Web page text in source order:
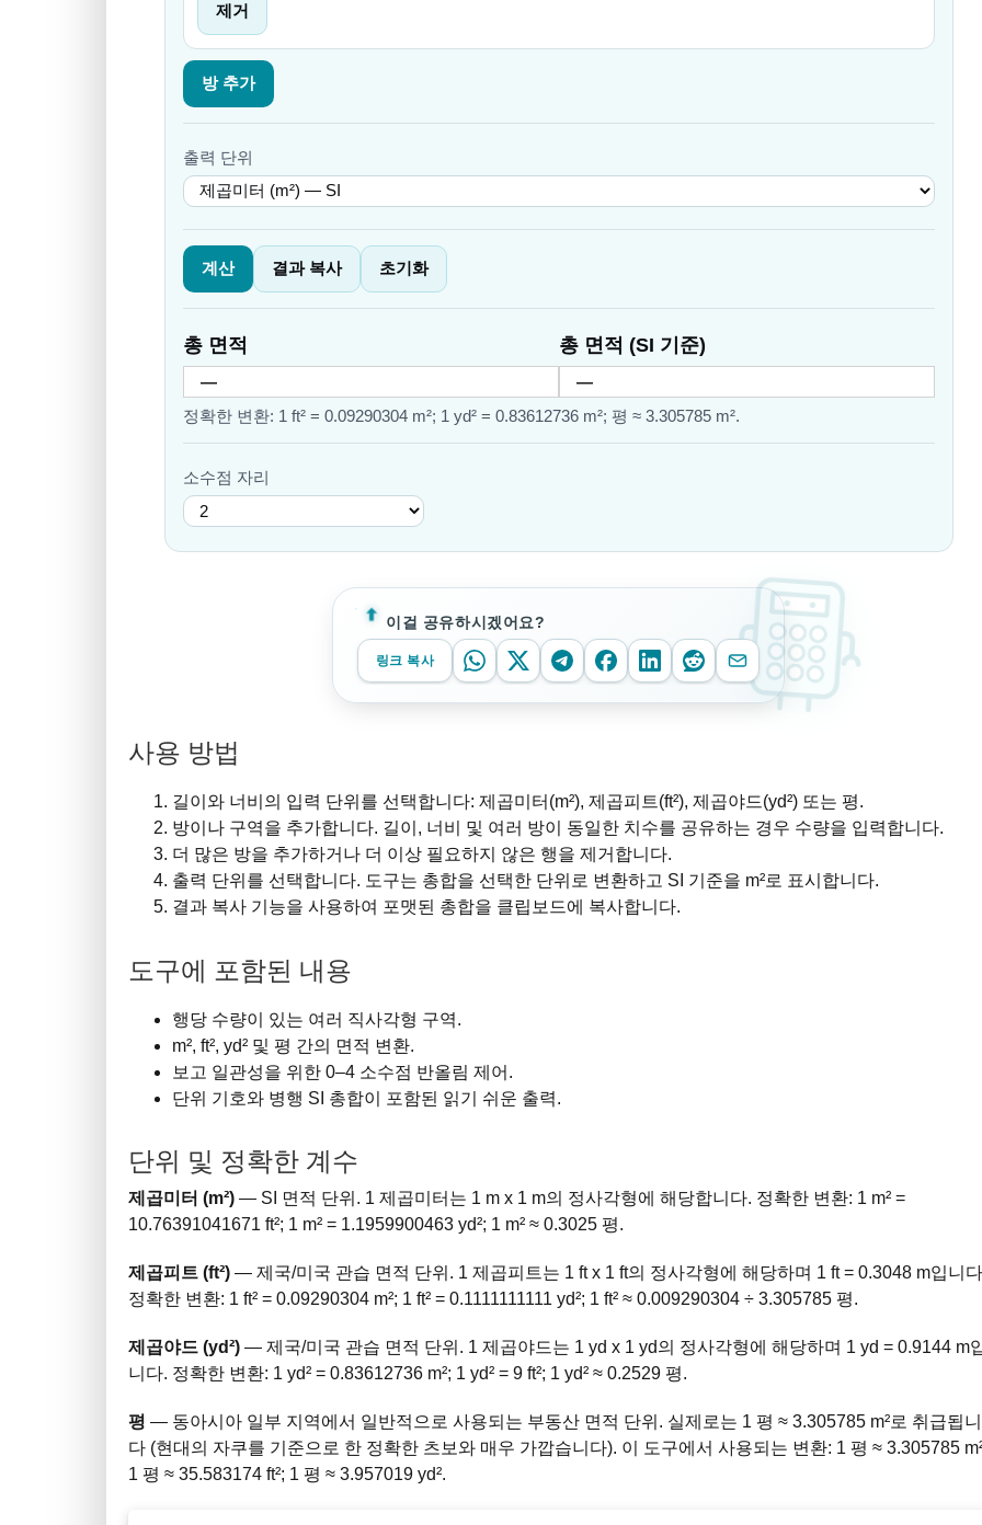
제거
방 추가
출력 단위
계산 결과 복사 초기화
총 면적 총 면적 (SI 기준)
정확한 변환: 1 ft² = 0.09290304 m²; 1 yd² = 0.83612736 m²; 평 ≈ 3.305785 m².
소수점 자리
이걸 공유하시겠어요?
링크 복사
사용 방법
길이와 너비의 입력 단위를 선택합니다: 제곱미터(m²), 제곱피트(ft²), 제곱야드(yd²) 또는 평.
방이나 구역을 추가합니다. 길이, 너비 및 여러 방이 동일한 치수를 공유하는 경우 수량을 입력합니다.
더 많은 방을 추가하거나 더 이상 필요하지 않은 행을 제거합니다.
출력 단위를 선택합니다. 도구는 총합을 선택한 단위로 변환하고 SI 기준을 m²로 표시합니다.
결과 복사 기능을 사용하여 포맷된 총합을 클립보드에 복사합니다.
도구에 포함된 내용
행당 수량이 있는 여러 직사각형 구역.
m², ft², yd² 및 평 간의 면적 변환.
보고 일관성을 위한 0–4 소수점 반올림 제어.
단위 기호와 병행 SI 총합이 포함된 읽기 쉬운 출력.
단위 및 정확한 계수
제곱미터 (m²) — SI 면적 단위. 1 제곱미터는 1 m x 1 m의 정사각형에 해당합니다. 정확한 변환: 1 m² =
10.76391041671 ft²; 1 m² = 1.1959900463 yd²; 1 m² ≈ 0.3025 평.
제곱피트 (ft²) — 제국/미국 관습 면적 단위. 1 제곱피트는 1 ft x 1 ft의 정사각형에 해당하며 1 ft = 0.3048 m입니
정확한 변환: 1 ft² = 0.09290304 m²; 1 ft² = 0.1111111111 yd²; 1 ft² ≈ 0.009290304 ÷ 3.305785 평.
제곱야드 (yd²) — 제국/미국 관습 면적 단위. 1 제곱야드는 1 yd x 1 yd의 정사각형에 해당하며 1 yd = 0.9144 m
니다. 정확한 변환: 1 yd² = 0.83612736 m²; 1 yd² = 9 ft²; 1 yd² ≈ 0.2529 평.
평 — 동아시아 일부 지역에서 일반적으로 사용되는 부동산 면적 단위. 실제로는 1 평 ≈ 3.305785 m²로 취급됩니
다 (현대의 자쿠를 기준으로 한 정확한 츠보와 매우 가깝습니다). 이 도구에서 사용되는 변환: 1 평 ≈ 3.305785
1 평 ≈ 35.583174 ft²; 1 평 ≈ 3.957019 yd².